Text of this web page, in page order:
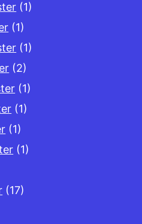
(1)
(1)
(1)
(2)
(1)
(1)
(1)
(1)
(17)